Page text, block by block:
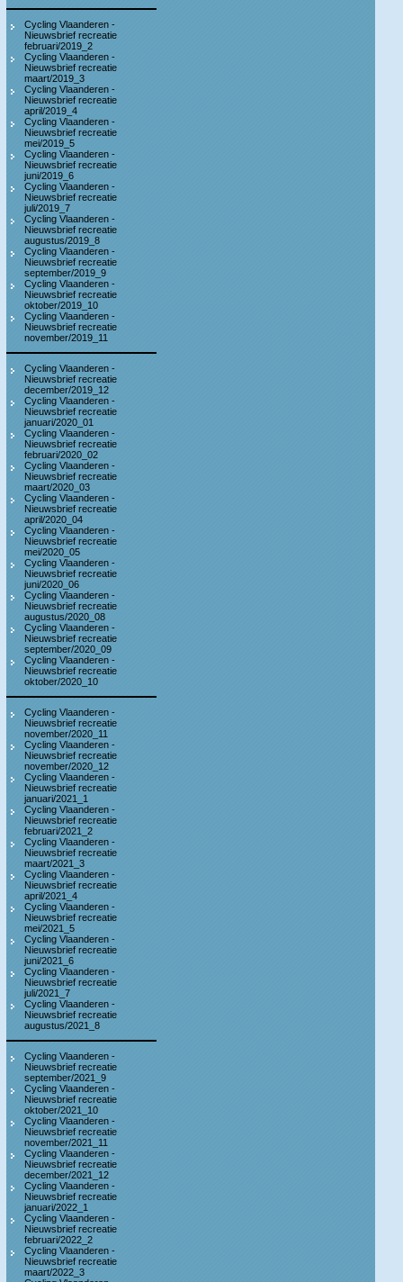
Cycling Vlaanderen -
Nieuwsbrief recreatie
februari/2019_2
Cycling Vlaanderen -
Nieuwsbrief recreatie
maart/2019_3
Cycling Vlaanderen -
Nieuwsbrief recreatie
april/2019_4
Cycling Vlaanderen -
Nieuwsbrief recreatie
mei/2019_5
Cycling Vlaanderen -
Nieuwsbrief recreatie
juni/2019_6
Cycling Vlaanderen -
Nieuwsbrief recreatie
juli/2019_7
Cycling Vlaanderen -
Nieuwsbrief recreatie
augustus/2019_8
Cycling Vlaanderen -
Nieuwsbrief recreatie
september/2019_9
Cycling Vlaanderen -
Nieuwsbrief recreatie
oktober/2019_10
Cycling Vlaanderen -
Nieuwsbrief recreatie
november/2019_11
Cycling Vlaanderen -
Nieuwsbrief recreatie
december/2019_12
Cycling Vlaanderen -
Nieuwsbrief recreatie
januari/2020_01
Cycling Vlaanderen -
Nieuwsbrief recreatie
februari/2020_02
Cycling Vlaanderen -
Nieuwsbrief recreatie
maart/2020_03
Cycling Vlaanderen -
Nieuwsbrief recreatie
april/2020_04
Cycling Vlaanderen -
Nieuwsbrief recreatie
mei/2020_05
Cycling Vlaanderen -
Nieuwsbrief recreatie
juni/2020_06
Cycling Vlaanderen -
Nieuwsbrief recreatie
augustus/2020_08
Cycling Vlaanderen -
Nieuwsbrief recreatie
september/2020_09
Cycling Vlaanderen -
Nieuwsbrief recreatie
oktober/2020_10
Cycling Vlaanderen -
Nieuwsbrief recreatie
november/2020_11
Cycling Vlaanderen -
Nieuwsbrief recreatie
november/2020_12
Cycling Vlaanderen -
Nieuwsbrief recreatie
januari/2021_1
Cycling Vlaanderen -
Nieuwsbrief recreatie
februari/2021_2
Cycling Vlaanderen -
Nieuwsbrief recreatie
maart/2021_3
Cycling Vlaanderen -
Nieuwsbrief recreatie
april/2021_4
Cycling Vlaanderen -
Nieuwsbrief recreatie
mei/2021_5
Cycling Vlaanderen -
Nieuwsbrief recreatie
juni/2021_6
Cycling Vlaanderen -
Nieuwsbrief recreatie
juli/2021_7
Cycling Vlaanderen -
Nieuwsbrief recreatie
augustus/2021_8
Cycling Vlaanderen -
Nieuwsbrief recreatie
september/2021_9
Cycling Vlaanderen -
Nieuwsbrief recreatie
oktober/2021_10
Cycling Vlaanderen -
Nieuwsbrief recreatie
november/2021_11
Cycling Vlaanderen -
Nieuwsbrief recreatie
december/2021_12
Cycling Vlaanderen -
Nieuwsbrief recreatie
januari/2022_1
Cycling Vlaanderen -
Nieuwsbrief recreatie
februari/2022_2
Cycling Vlaanderen -
Nieuwsbrief recreatie
maart/2022_3